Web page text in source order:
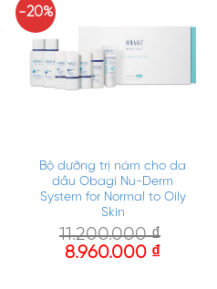
-20%
Bộ dưỡng trị nám cho da
dầu Obagi Nu-Derm
System for Normal to Oily
Skin
11.200.000₫
8.960.000 ₫